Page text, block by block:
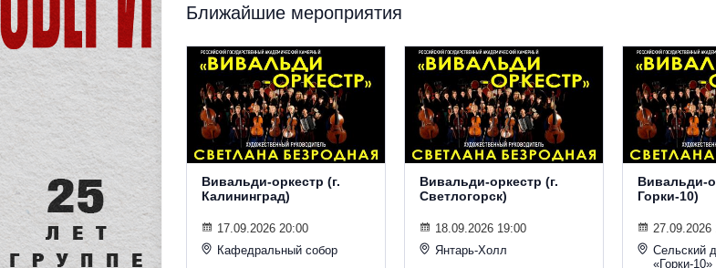
Ближайшие мероприятия
Вивальди-оркестр (г.
Калининград)
17.09.2026 20:00
Кафедральный собор
Вивальди-оркестр (г.
Светлогорск)
18.09.2026 19:00
Янтарь-Холл
Вивальди-
Горки-10)
27.09.2026
Сельский
«Горки-10»